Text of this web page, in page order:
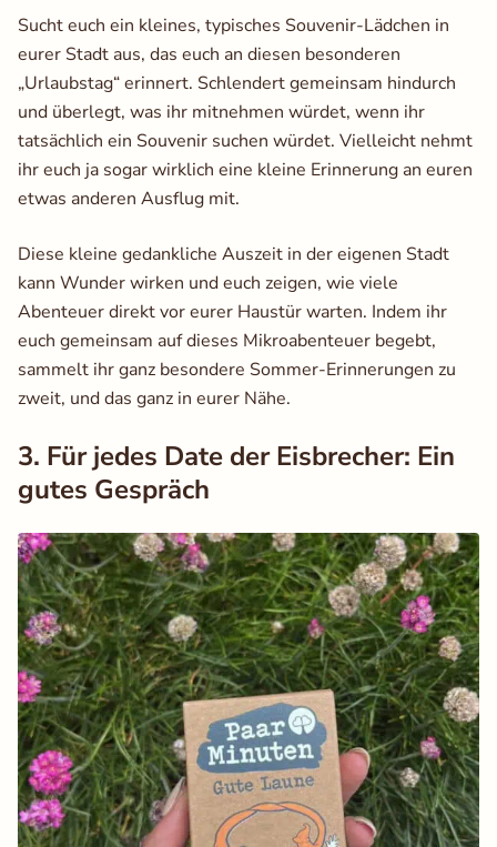
Sucht euch ein kleines, typisches Souvenir-Lädchen in
eurer Stadt aus, das euch an diesen besonderen
„Urlaubstag“ erinnert. Schlendert gemeinsam hindurch
und überlegt, was ihr mitnehmen würdet, wenn ihr
tatsächlich ein Souvenir suchen würdet. Vielleicht nehmt
ihr euch ja sogar wirklich eine kleine Erinnerung an euren
etwas anderen Ausflug mit.
Diese kleine gedankliche Auszeit in der eigenen Stadt
kann Wunder wirken und euch zeigen, wie viele
Abenteuer direkt vor eurer Haustür warten. Indem ihr
euch gemeinsam auf dieses Mikroabenteuer begebt,
sammelt ihr ganz besondere Sommer-Erinnerungen zu
zweit, und das ganz in eurer Nähe.
3. Für jedes Date der Eisbrecher: Ein
gutes Gespräch